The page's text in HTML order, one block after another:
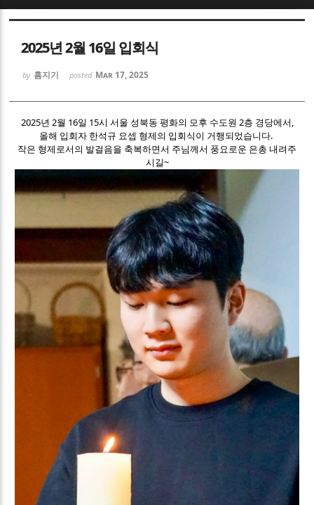
2025년 2월 16일 입회식
by 홈지기 posted Mar 17, 2025
2025년 2월 16일 15시 서울 성북동 평화의 모후 수도원 2층 경당에서,
올해 입회자 한석규 요셉 형제의 입회식이 거행되었습니다.
작은 형제로서의 발걸음을 축복하면서 주님께서 풍요로운 은총 내려주
시길~
Sketchbook5, 스케치북5
Sketchbook5, 스케치북5
Sketchbook5, 스케치북5
Sketchbook5, 스케치북5